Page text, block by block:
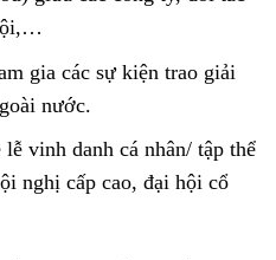
gia các sự kiện trao giải
nước.
vinh danh cá nhân/ tập thể
nghị cấp cao, đại hội cổ